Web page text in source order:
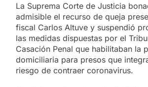
La Suprema Corte de Justicia
admisible el recurso de queja
fiscal Carlos Altuve y suspendió
las medidas dispuestas por el
Casación Penal que habilitaban la
domiciliaria para presos que
riesgo de contraer coronavirus.